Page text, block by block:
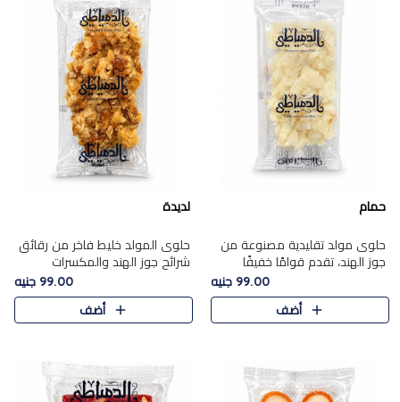
حمام
حلوى مولد تقليدية مصنوعة من
جوز الهند، تقدم قوامًا خفيفًا
ونكهة شرقية أصيلة تجسد روح
الـموسم الأعياد.
99.00 جنيه
أضف
لديدة
حلوى المولد خليط فاخر من رقائق
شرائح جوز الهند والمكسرات
المحمصة، متماسك بشراب حلاوة
الكراميل الخفيفة ليمنحك قرمشة
غنية ومذاقًا شرقيًا أصيلً..
99.00 جنيه
أضف